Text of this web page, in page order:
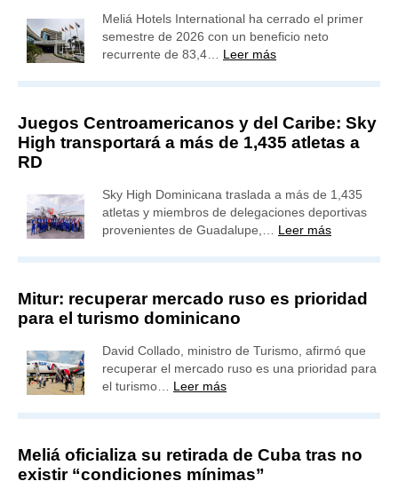
Meliá Hotels International ha cerrado el primer
semestre de 2026 con un beneficio neto
recurrente de 83,4… Leer más
Juegos Centroamericanos y del Caribe: Sky
High transportará a más de 1,435 atletas a
RD
Sky High Dominicana traslada a más de 1,435
atletas y miembros de delegaciones deportivas
provenientes de Guadalupe,… Leer más
Mitur: recuperar mercado ruso es prioridad
para el turismo dominicano
David Collado, ministro de Turismo, afirmó que
recuperar el mercado ruso es una prioridad para
el turismo… Leer más
Meliá oficializa su retirada de Cuba tras no
existir “condiciones mínimas”